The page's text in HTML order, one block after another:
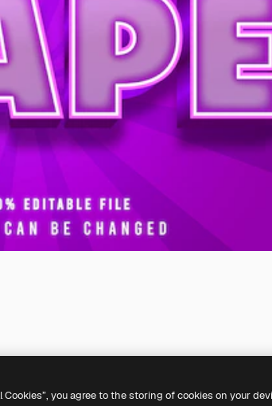
you agree to the storing of cookies on your